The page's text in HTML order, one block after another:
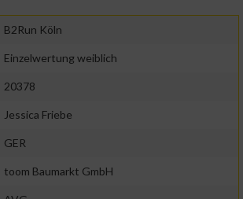
B2Run Köln
Einzelwertung weiblich
20378
Jessica Friebe
GER
toom Baumarkt GmbH